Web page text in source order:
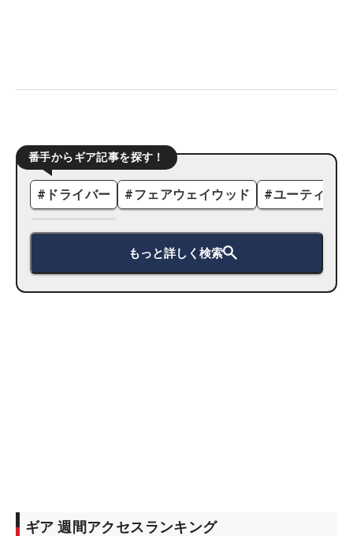
番手からギア記事を探す！
# ドライバー #フェアウェイウッド #ユーティリ
もっと詳しく検索
ギア 週間アクセスランキング